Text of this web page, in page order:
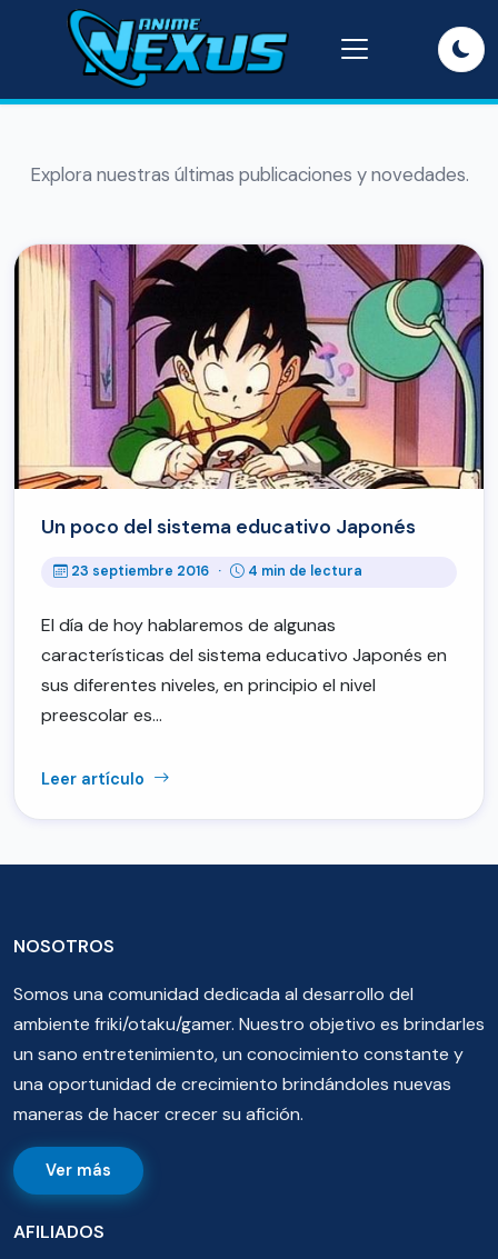
Explora nuestras últimas publicaciones y novedades.
Un poco del sistema educativo Japonés
23 septiembre 2016 · 4 min de lectura
El día de hoy hablaremos de algunas
características del sistema educativo Japonés en
sus diferentes niveles, en principio el nivel
preescolar es…
Leer artículo
NOSOTROS
Somos una comunidad dedicada al desarrollo del
ambiente friki/otaku/gamer. Nuestro objetivo es brindarles
un sano entretenimiento, un conocimiento constante y
una oportunidad de crecimiento brindándoles nuevas
maneras de hacer crecer su afición.
Ver más
AFILIADOS